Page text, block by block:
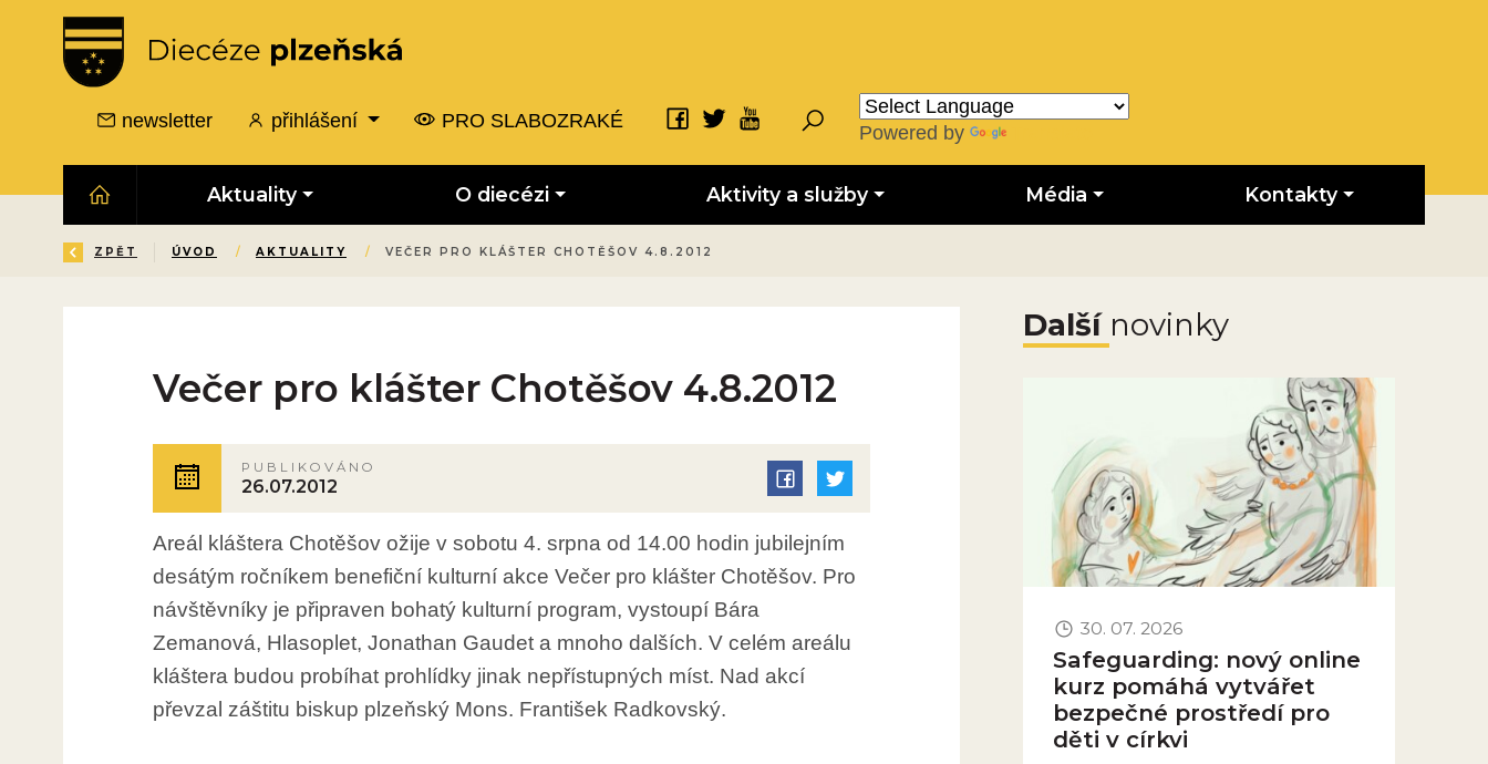
newsletter přihlášení PRO SLABOZRAKÉ
Powered by
Aktuality O diecézi Aktivity a služby Média Kontakty
ZPĚT ÚVOD / AKTUALITY / VEČER PRO KLÁŠTER CHOTĚŠOV 4.8.2012
Večer pro klášter Chotěšov 4.8.2012
PUBLIKOVÁNO
26.07.2012
Areál kláštera Chotěšov ožije v sobotu 4. srpna od 14.00 hodin jubilejním
desátým ročníkem benefiční kulturní akce Večer pro klášter Chotěšov. Pro
návštěvníky je připraven bohatý kulturní program, vystoupí Bára
Zemanová, Hlasoplet, Jonathan Gaudet a mnoho dalších. V celém areálu
kláštera budou probíhat prohlídky jinak nepřístupných míst. Nad akcí
převzal záštitu biskup plzeňský Mons. František Radkovský.
Další novinky
30. 07. 2026
Safeguarding: nový online
kurz pomáhá vytvářet
bezpečné prostředí pro
děti v církvi